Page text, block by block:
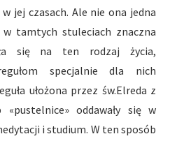
jej czasach. Ale nie ona jedna
w tamtych stuleciach znaczna
się na ten rodzaj życia,
specjalnie dla nich
ułożona przez św.Elreda z
oddawały się w
i studium. W ten sposób